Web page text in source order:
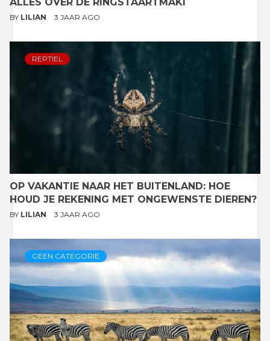
BY LILIAN 3 JAAR AGO
REPTIEL
OP VAKANTIE NAAR HET BUITENLAND: HOE
HOUD JE REKENING MET ONGEWENSTE DIEREN?
BY LILIAN 3 JAAR AGO
GEEN CATEGORIE